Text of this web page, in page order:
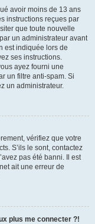
avoir moins de 13 ans
instructions reçues par
que toute nouvelle
un administrateur avant
est indiquée lors de
ses instructions.
ayez fourni une
un filtre anti-spam. Si
un administrateur.
vérifiez que votre
S’ils le sont, contactez
pas été banni. Il est
ait une erreur de
plus me connecter ?!